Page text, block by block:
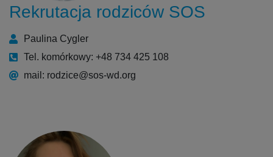
Rekrutacja rodziców SOS
Paulina Cygler
Tel. komórkowy: +48 734 425 108
mail: rodzice@sos-wd.org